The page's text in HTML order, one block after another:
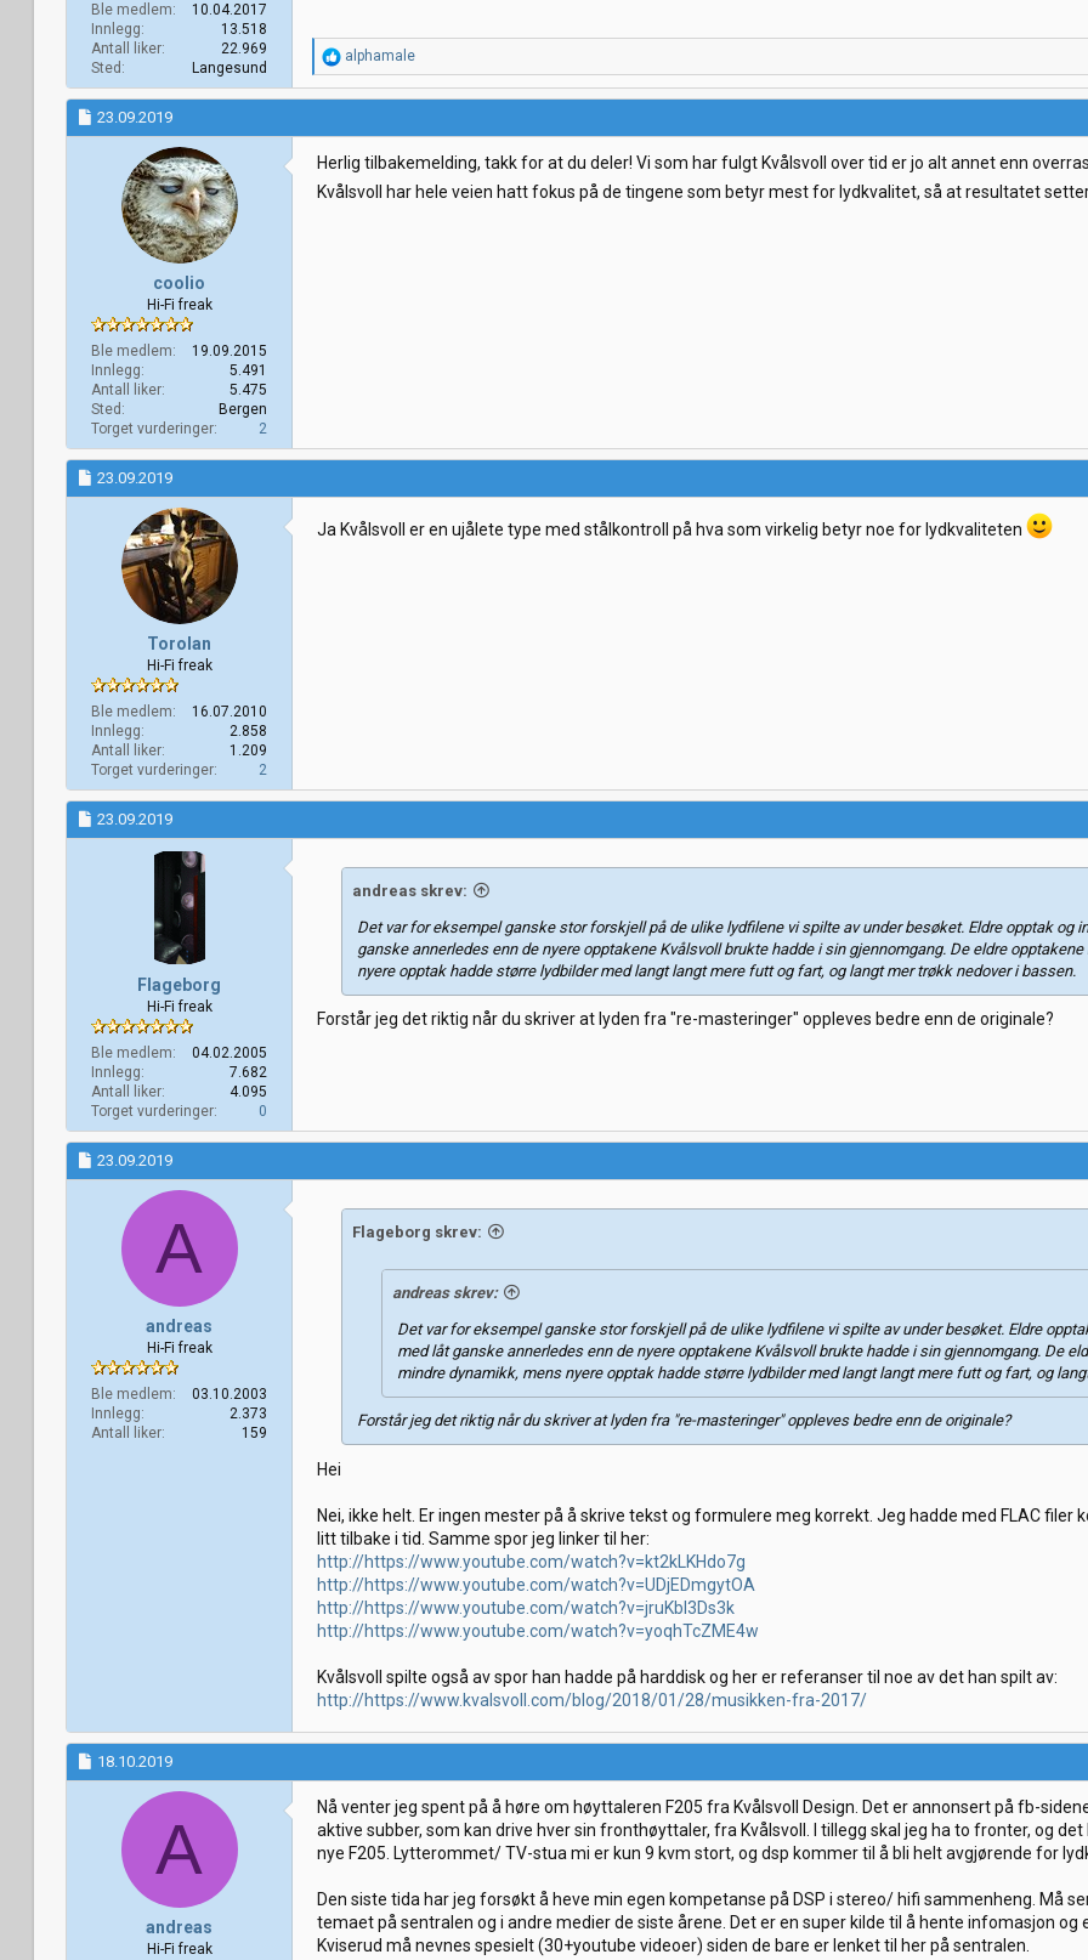
Ble medlem
10.04.2017
Innlegg
13.518
Antall liker
22.969
Sted
Langesund
R
e
a
s
j
o
n
alphamale
23.09.2019
coolio
Hi-Fi freak
Ble medlem
19.09.2015
Innlegg
5.491
Antall liker
5.475
Sted
Bergen
Torget vurderinger
2
Herlig tilbakemelding, takk for at du deler! Vi som har fulgt Kvålsvoll over tid er jo alt annet enn
Kvålsvoll har hele veien hatt fokus på de tingene som betyr mest for lydkvalitet, så at resultatet
23.09.2019
Torolan
Hi-Fi freak
Ble medlem
16.07.2010
Innlegg
2.858
Antall liker
1.209
Torget vurderinger
2
Ja Kvålsvoll er en ujålete type med stålkontroll på hva som virkelig betyr noe for lydkvaliteten
23.09.2019
Flageborg
Hi-Fi freak
Ble medlem
04.02.2005
Innlegg
7.682
Antall liker
4.095
Torget vurderinger
0
andreas skrev:
Det var for eksempel ganske stor forskjell på de ulike lydfilene vi spilte av under besøket. Eldre opptak og
ganske annerledes enn de nyere opptakene Kvålsvoll brukte hadde i sin gjennomgang. De eldre
nyere opptak hadde større lydbilder med langt langt mere futt og fart, og langt mer trøkk nedover i bassen.
Forstår jeg det riktig når du skriver at lyden fra "re-masteringer" oppleves bedre enn de originale?
23.09.2019
A
andreas
Hi-Fi freak
Ble medlem
03.10.2003
Innlegg
2.373
Antall liker
159
Flageborg skrev:
andreas skrev:
Det var for eksempel ganske stor forskjell på de ulike lydfilene vi spilte av under besøket. Eldre
med låt ganske annerledes enn de nyere opptakene Kvålsvoll brukte hadde i sin gjennomgang. De
mindre dynamikk, mens nyere opptak hadde større lydbilder med langt langt mere futt og fart, og
Forstår jeg det riktig når du skriver at lyden fra "re-masteringer" oppleves bedre enn de originale?
Hei
Nei, ikke helt. Er ingen mester på å skrive tekst og formulere meg korrekt. Jeg hadde med FLAC filer
litt tilbake i tid. Samme spor jeg linker til her:
http://https://www.youtube.com/watch?v=kt2kLKHdo7g
http://https://www.youtube.com/watch?v=UDjEDmgytOA
http://https://www.youtube.com/watch?v=jruKbl3Ds3k
http://https://www.youtube.com/watch?v=yoqhTcZME4w
Kvålsvoll spilte også av spor han hadde på harddisk og her er referanser til noe av det han spilt av:
http://https://www.kvalsvoll.com/blog/2018/01/28/musikken-fra-2017/
18.10.2019
A
andreas
Hi-Fi freak
Nå venter jeg spent på å høre om høyttaleren F205 fra Kvålsvoll Design. Det er annonsert på fb-
aktive subber, som kan drive hver sin fronthøyttaler, fra Kvålsvoll. I tillegg skal jeg ha to fronter, og
nye F205. Lytterommet/ TV-stua mi er kun 9 kvm stort, og dsp kommer til å bli helt avgjørende for
Den siste tida har jeg forsøkt å heve min egen kompetanse på DSP i stereo/ hifi sammenheng. Må
temaet på sentralen og i andre medier de siste årene. Det er en super kilde til å hente infomasjon
Kviserud må nevnes spesielt (30+youtube videoer) siden de bare er lenket til her på sentralen.